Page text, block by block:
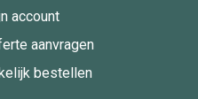
account
aanvragen
bestellen